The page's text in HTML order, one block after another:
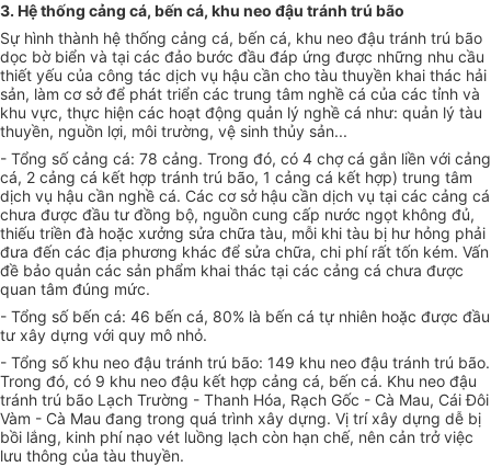
3. Hệ thống cảng cá, bến cá, khu neo đậu tránh trú bão
Sự hình thành hệ thống cảng cá, bến cá, khu neo đậu tránh trú bão
dọc bờ biển và tại các đảo bước đầu đáp ứng được những nhu cầu
thiết yếu của công tác dịch vụ hậu cần cho tàu thuyền khai thác hải
sản, làm cơ sở để phát triển các trung tâm nghề cá của các tỉnh và
khu vực, thực hiện các hoạt động quản lý nghề cá như: quản lý tàu
thuyền, nguồn lợi, môi trường, vệ sinh thủy sản...
- Tổng số cảng cá: 78 cảng. Trong đó, có 4 chợ cá gắn liền với cảng
cá, 2 cảng cá kết hợp tránh trú bão, 1 cảng cá kết hợp) trung tâm
dịch vụ hậu cần nghề cá. Các cơ sở hậu cần dịch vụ tại các cảng cá
chưa được đầu tư đồng bộ, nguồn cung cấp nước ngọt không đủ,
thiếu triền đà hoặc xưởng sửa chữa tàu, mỗi khi tàu bị hư hỏng phải
đưa đến các địa phương khác để sửa chữa, chi phí rất tốn kém. Vấn
đề bảo quản các sản phẩm khai thác tại các cảng cá chưa được
quan tâm đúng mức.
- Tổng số bến cá: 46 bến cá, 80% là bến cá tự nhiên hoặc được đầu
tư xây dựng với quy mô nhỏ.
- Tổng số khu neo đậu tránh trú bão: 149 khu neo đậu tránh trú bão.
Trong đó, có 9 khu neo đậu kết hợp cảng cá, bến cá. Khu neo đậu
tránh trú bão Lạch Trường - Thanh Hóa, Rạch Gốc - Cà Mau, Cái Đôi
Vàm - Cà Mau đang trong quá trình xây dựng. Vị trí xây dựng dễ bị
bồi lắng, kinh phí nạo vét luồng lạch còn hạn chế, nên cản trở việc
lưu thông của tàu thuyền.